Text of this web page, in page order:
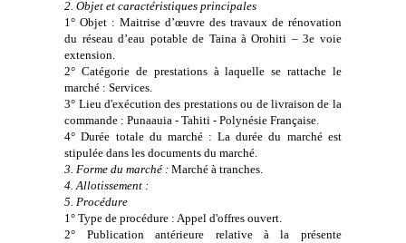
2. Objet et caractéristiques principales
1° Objet : Maitrise d’œuvre des travaux de rénovation
du réseau d’eau potable de Taina à Orohiti – 3e voie
extension.
2° Catégorie de prestations à laquelle se rattache le
marché : Services.
3° Lieu d'exécution des prestations ou de livraison de la
commande : Punaauia - Tahiti - Polynésie Française.
4° Durée totale du marché : La durée du marché est
stipulée dans les documents du marché.
3. Forme du marché : Marché à tranches.
4. Allotissement :
5. Procédure
1° Type de procédure : Appel d'offres ouvert.
2° Publication antérieure relative à la présente